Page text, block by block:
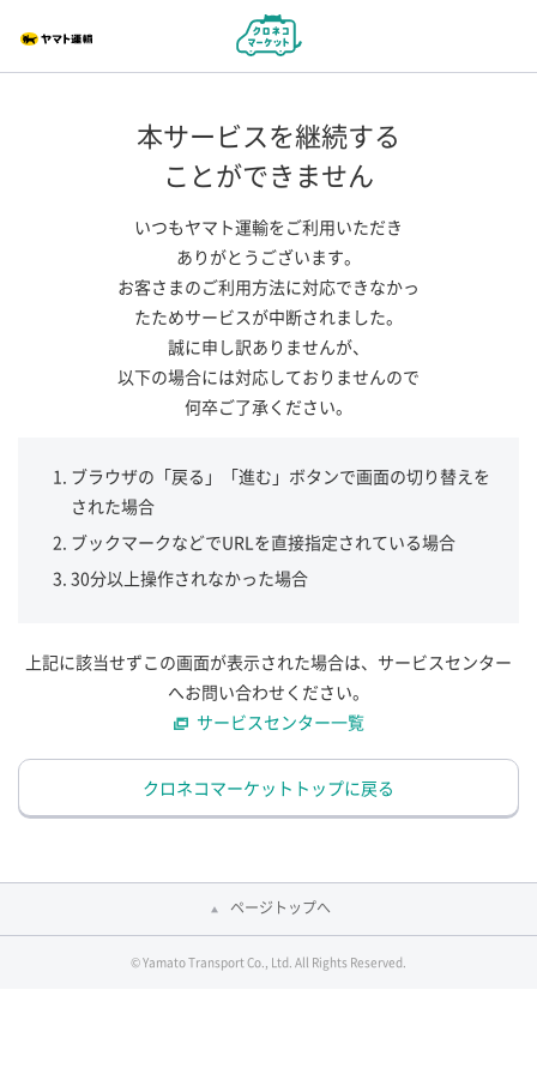
本サービスを継続する
ことができません
いつもヤマト運輸をご利用いただき
ありがとうございます。
お客さまのご利用方法に対応できなかっ
たためサービスが中断されました。
誠に申し訳ありませんが、
以下の場合には対応しておりませんので
何卒ご了承ください。
ブラウザの「戻る」「進む」ボタンで画面の切り替えを
された場合
ブックマークなどでURLを直接指定されている場合
30分以上操作されなかった場合
上記に該当せずこの画面が表示された場合は、サービスセンター
へお問い合わせください。
サービスセンター一覧
クロネコマーケットトップに戻る
ページトップへ
© Yamato Transport Co., Ltd. All Rights Reserved.